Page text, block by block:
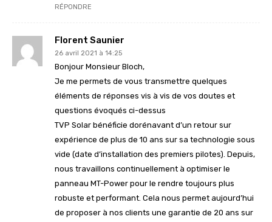
RÉPONDRE
Florent Saunier
26 avril 2021 à 14:25
Bonjour Monsieur Bloch,
Je me permets de vous transmettre quelques
éléments de réponses vis à vis de vos doutes et
questions évoqués ci-dessus
TVP Solar bénéficie dorénavant d’un retour sur
expérience de plus de 10 ans sur sa technologie sous
vide (date d’installation des premiers pilotes). Depuis,
nous travaillons continuellement à optimiser le
panneau MT-Power pour le rendre toujours plus
robuste et performant. Cela nous permet aujourd’hui
de proposer à nos clients une garantie de 20 ans sur